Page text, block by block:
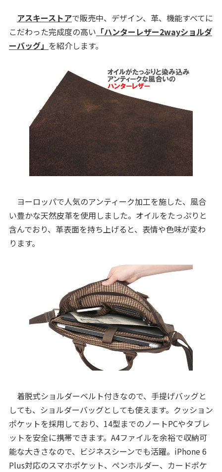
アスキーストアで販売中、デザイン、革、機能すべてに
こだわった完成度の高い 「ハンターレザー2wayショルダ
ーバッグ」 を紹介します。
ヨーロッパで人気のアンティーク加工を施した、風合
い豊かな天然皮革を使用しました。オイルをたっぷりと
含んでおり、革表面を持ち上げると、表情や色味が変わ
ります。
着脱式ショルダーベルト付きなので、手提げバッグと
しても、ショルダーバッグとしても使えます。クッション
ポケットを採用しており、14型までのノートPCやタブレ
ットを安全に携帯できます。A4ファイルを余裕で収納可
能な大きさなので、ビジネスシーンでも活躍。iPhone 6
Plus対応のスマホポケット、ペンホルダー、カードポケ